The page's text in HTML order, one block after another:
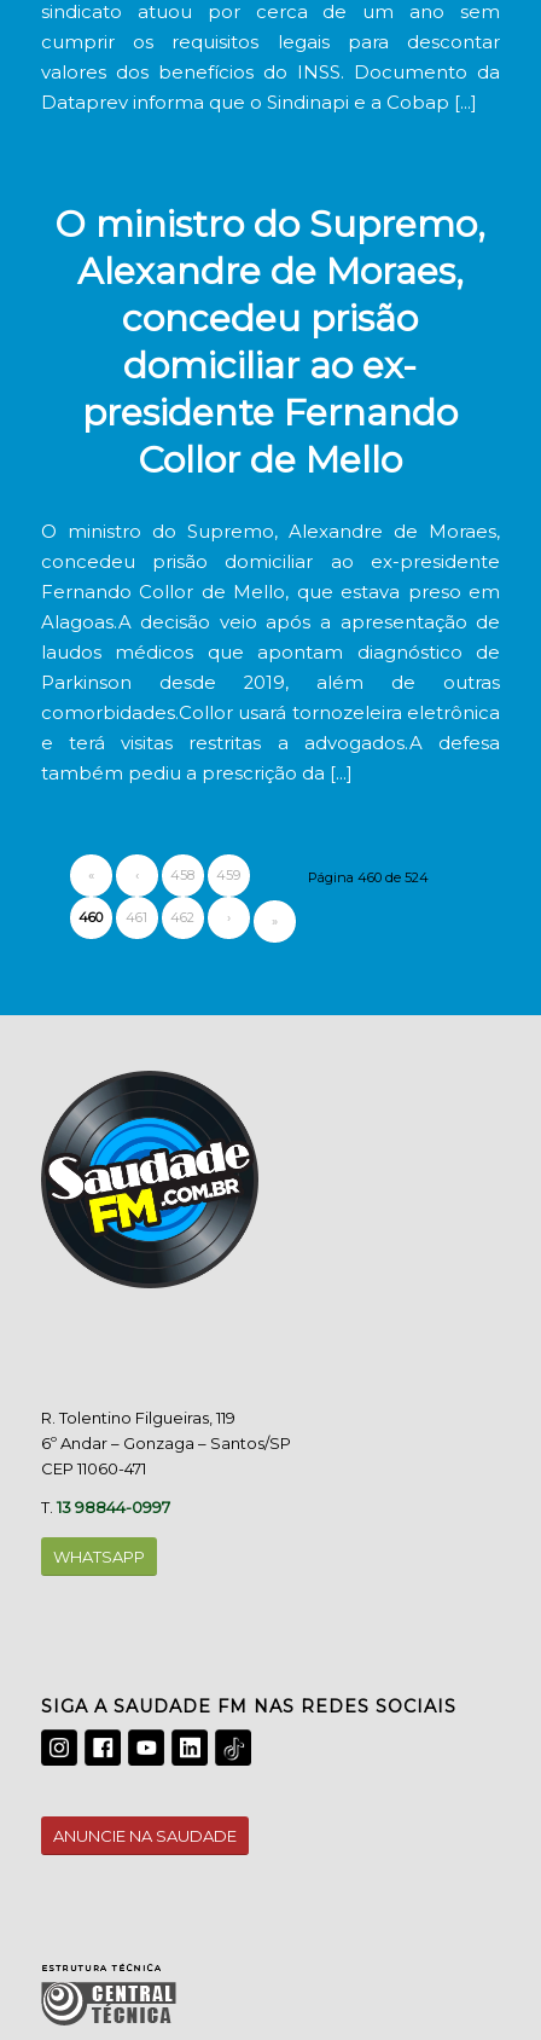
sindicato atuou por cerca de um ano sem
cumprir os requisitos legais para descontar
valores dos benefícios do INSS. Documento da
Dataprev informa que o Sindinapi e a Cobap […]
O ministro do Supremo,
Alexandre de Moraes,
concedeu prisão
domiciliar ao ex-
presidente Fernando
Collor de Mello
O ministro do Supremo, Alexandre de Moraes,
concedeu prisão domiciliar ao ex-presidente
Fernando Collor de Mello, que estava preso em
Alagoas.A decisão veio após a apresentação de
laudos médicos que apontam diagnóstico de
Parkinson desde 2019, além de outras
comorbidades.Collor usará tornozeleira eletrônica
e terá visitas restritas a advogados.A defesa
também pediu a prescrição da […]
Página 460 de 524
« ‹ 458 459
460 461 462 › »
R. Tolentino Filgueiras, 119
6º Andar – Gonzaga – Santos/SP
CEP 11060-471
T.13 98844-0997
WHATSAPP
SIGA A SAUDADE FM NAS REDES SOCIAIS
ANUNCIE NA SAUDADE